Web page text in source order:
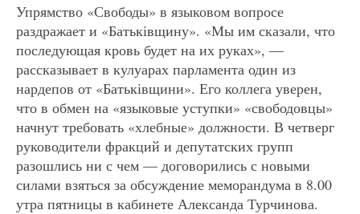
Упрямство «Свободы» в языковом вопросе
раздражает и «Батьківщину». «Мы им сказали, что
последующая кровь будет на их руках», —
рассказывает в кулуарах парламента один из
нардепов от «Батьківщини». Его коллега уверен,
что в обмен на «языковые уступки» «свободовцы»
начнут требовать «хлебные» должности. В четверг
руководители фракций и депутатских групп
разошлись ни с чем — договорились с новыми
силами взяться за обсуждение меморандума в 8.00
утра пятницы в кабинете Александа Турчинова.